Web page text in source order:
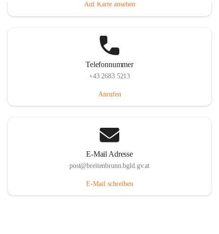
Auf Karte ansehen
Telefonnummer
+43 2683 5213
Anrufen
E-Mail Adresse
post@breitenbrunn.bgld.gv.at
E-Mail schreiben